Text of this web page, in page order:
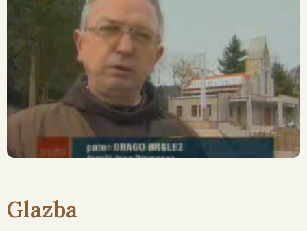
Macelj: Partizanski Zločin
1945.
Glazba